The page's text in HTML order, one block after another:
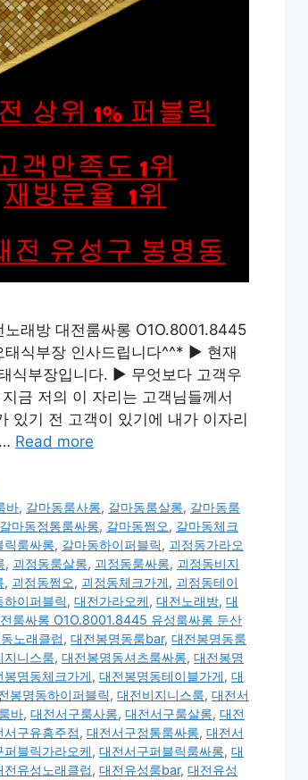
래방 대전룸싸롱 O1O.8001.8445
태식부장 인사드립니다^^* ▶ 현재
식부장입니다. ▶ 무엇보다 고객우
금 저의 이 자리는 고객님들께서
있기 전 고객이 있기에 내가 이자리
Read more
바, 갈마동룸사롱, 갈마동룸살롱, 갈마동룸
갈마동정통룸싸롱, 갈마동쩜오, 갈마동체크
릭룸싸롱, 갈마동하이퍼블릭, 괴정동가라오
, 괴정동룸살롱, 괴정동룸싸롱, 괴정동비지
, 괴정동쩜오, 괴정동체크가게, 괴정동테이
하이퍼블릭, 대전가라오케, 대전노래방, 대
룸싸롱 O1O.8001.8445 유성룸싸롱 둔산
노래클럽, 대전봉명동룸bar, 대전봉명동룸
지니스룸, 대전봉명동셔츠룸싸롱, 대전봉명
봉명동체크가게, 대전봉명동테이블가게, 대
봉명동하이퍼블릭, 대전비지니스룸, 대전서
바, 대전서구룸사롱, 대전서구룸살롱, 대전
서구유흥주점, 대전서구정통룸싸롱, 대전서
퍼블릭가라오케, 대전서구퍼블릭룸싸롱, 대
전유성노래클럽, 대전유성룸bar, 대전유성